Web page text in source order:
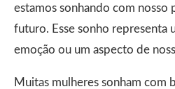
estamos sonhando com nosso
futuro. Esse sonho representa
emoção ou um aspecto de
Muitas mulheres sonham com